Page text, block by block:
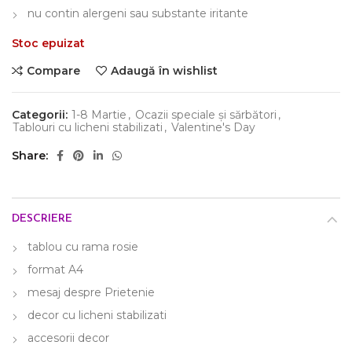
nu contin alergeni sau substante iritante
Stoc epuizat
Compare
Adaugă în wishlist
Categorii: 1-8 Martie , Ocazii speciale și sărbători ,
Tablouri cu licheni stabilizati , Valentine's Day
Share
DESCRIERE
tablou cu rama rosie
format A4
mesaj despre Prietenie
decor cu licheni stabilizati
accesorii decor